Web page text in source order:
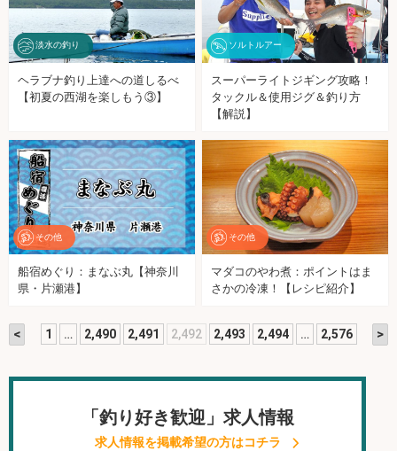
淡水の釣り
ヘラブナ釣り上達への道しるべ
【初夏の西湖を楽しもう③】
ソルトルアー
スーパーライトジギング攻略！
タックル＆使用ジグ＆釣り方
【解説】
その他
船宿めぐり：まなぶ丸【神奈川
県・片瀬港】
その他
マダコのやわ煮：ポイントはま
さかの冷凍！【レシピ紹介】
< 1 … 2,490 2,491 2,492 2,493 2,494 … 2,576 >
「釣り好き歓迎」求人情報
求人情報を掲載希望の方はコチラ